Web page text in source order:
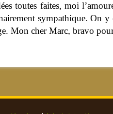
toutes faites, moi
sympathique. On y
Mon cher Marc, bravo